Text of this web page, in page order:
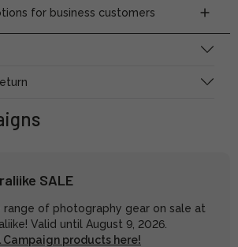
for business customers
SALE
range of photography gear on sale at
Valid until August 9, 2026.
Campaign products here!